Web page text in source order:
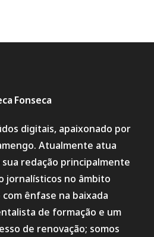
Fonseca
digitais, apaixonado por
Atualmente atua
redação principalmente
jornalísticos no âmbito
ênfase na baixada
de formação e um
de renovação; somos